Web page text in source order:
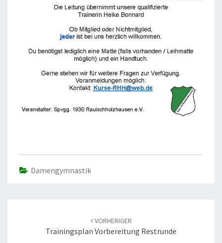
Damengymnastik
VORHERIGER
Trainingsplan Vorbereitung Restrunde